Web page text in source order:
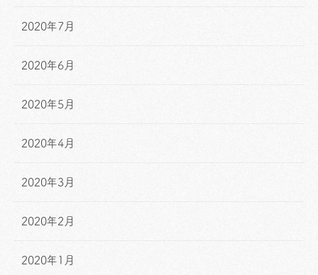
2020年7月
2020年6月
2020年5月
2020年4月
2020年3月
2020年2月
2020年1月